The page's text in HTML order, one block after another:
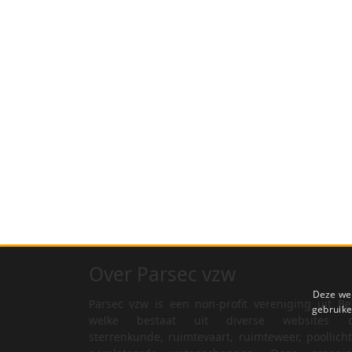
Parsec vzw is een non-profit vereniging uit
welke bestaat uit diverse websites
Deze